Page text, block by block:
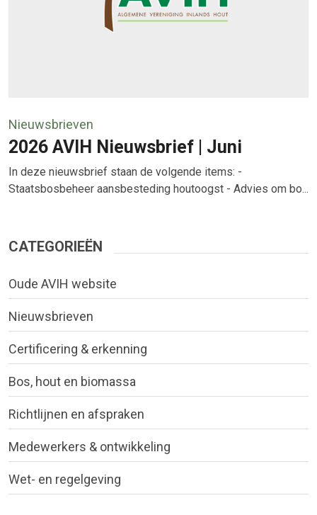
Nieuwsbrieven
2026 AVIH Nieuwsbrief | Juni
In deze nieuwsbrief staan de volgende items: -
Staatsbosbeheer aansbesteding houtoogst - Advies om bo...
CATEGORIEËN
Oude AVIH website
Nieuwsbrieven
Certificering & erkenning
Bos, hout en biomassa
Richtlijnen en afspraken
Medewerkers & ontwikkeling
Wet- en regelgeving